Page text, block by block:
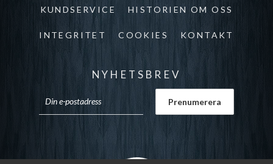
KUNDSERVICE HISTORIEN OM OSS
INTEGRITET COOKIES KONTAKT
NYHETSBREV